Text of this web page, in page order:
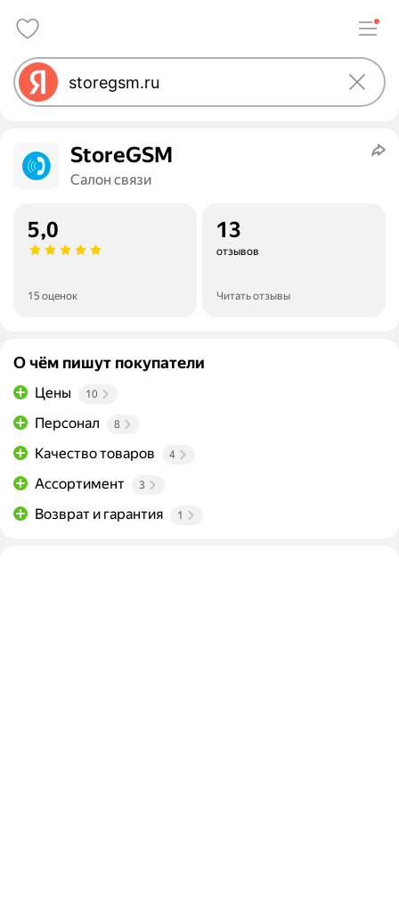
StoreGSM
Салон связи
5,0
15 оценок
13
отзывов
Читать отзывы
О чём пишут покупатели
Цены 10
Персонал 8
Качество товаров 4
Ассортимент 3
Возврат и гарантия 1